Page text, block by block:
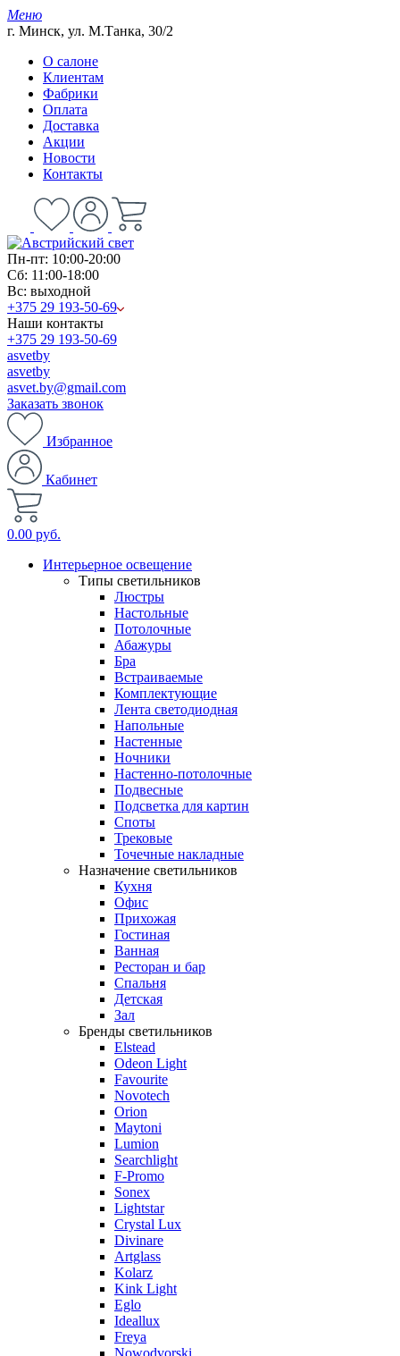
Меню
г. Минск, ул. М.Танка, 30/2
О салоне
Клиентам
Фабрики
Оплата
Доставка
Акции
Новости
Контакты
Пн-пт: 10:00-20:00
Сб: 11:00-18:00
Вс: выходной
+375 29 193-50-69
Наши контакты
+375 29 193-50-69
asvetby
asvetby
asvet.by@gmail.com
Заказать звонок
Избранное
Кабинет
0.00 руб.
Интерьерное освещение
Типы светильников
Люстры
Настольные
Потолочные
Абажуры
Бра
Встраиваемые
Комплектующие
Лента светодиодная
Напольные
Настенные
Ночники
Настенно-потолочные
Подвесные
Подсветка для картин
Споты
Трековые
Точечные накладные
Назначение светильников
Кухня
Офис
Прихожая
Гостиная
Ванная
Ресторан и бар
Спальня
Детская
Зал
Бренды светильников
Elstead
Odeon Light
Favourite
Novotech
Orion
Maytoni
Lumion
Searchlight
F-Promo
Sonex
Lightstar
Crystal Lux
Divinare
Artglass
Kolarz
Kink Light
Eglo
Ideallux
Freya
Nowodvorski